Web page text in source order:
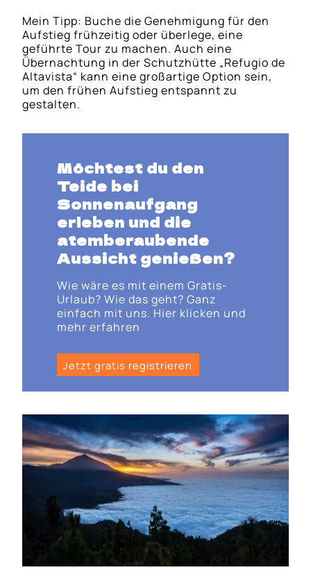
Mein Tipp: Buche die Genehmigung für den
Aufstieg frühzeitig oder überlege, eine
geführte Tour zu machen. Auch eine
Übernachtung in der Schutzhütte „Refugio de
Altavista“ kann eine großartige Option sein,
um den frühen Aufstieg entspannt zu
gestalten.
Möchtest du den
Teide bei
Sonnenaufgang
erleben und die
atemberaubende
Aussicht genießen?
Wie wäre es mit einem Gratis-
Urlaub? Wie das geht? Ganz
einfach mit uns. Hier klicken und
mehr erfahren
Jetzt gratis registrieren